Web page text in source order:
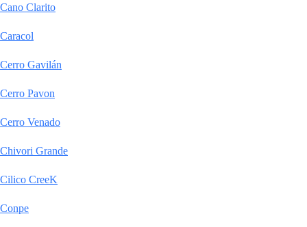
Cano Clarito
Caracol
Cerro Gavilán
Cerro Pavon
Cerro Venado
Chivori Grande
Cilico CreeK
Conpe